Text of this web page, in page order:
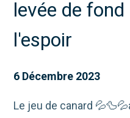
levée de
l'espoir
6 Décembre 2023
Le jeu de canard